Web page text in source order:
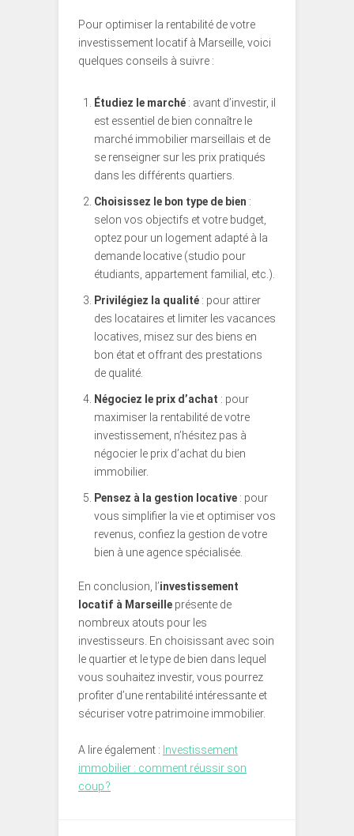
Pour optimiser la rentabilité de votre
investissement locatif à Marseille, voici
quelques conseils à suivre :
Étudiez le marché : avant d’investir, il
est essentiel de bien connaître le
marché immobilier marseillais et de
se renseigner sur les prix pratiqués
dans les différents quartiers.
Choisissez le bon type de bien :
selon vos objectifs et votre budget,
optez pour un logement adapté à la
demande locative (studio pour
étudiants, appartement familial, etc.).
Privilégiez la qualité : pour attirer
des locataires et limiter les vacances
locatives, misez sur des biens en
bon état et offrant des prestations
de qualité.
Négociez le prix d’achat : pour
maximiser la rentabilité de votre
investissement, n’hésitez pas à
négocier le prix d’achat du bien
immobilier.
Pensez à la gestion locative : pour
vous simplifier la vie et optimiser vos
revenus, confiez la gestion de votre
bien à une agence spécialisée.
En conclusion, l’investissement
locatif à Marseille présente de
nombreux atouts pour les
investisseurs. En choisissant avec soin
le quartier et le type de bien dans lequel
vous souhaitez investir, vous pourrez
profiter d’une rentabilité intéressante et
sécuriser votre patrimoine immobilier.
A lire également : Investissement
immobilier : comment réussir son
coup ?